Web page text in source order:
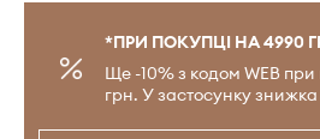
*ПРИ ПОКУПЦІ НА 4990
Ще -10% з кодом WEB при
грн. У застосунку знижка